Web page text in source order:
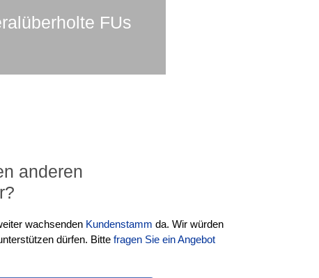
FUs
anderen
wachsenden Kundenstamm da. Wir würden
dürfen. Bitte fragen Sie ein Angebot